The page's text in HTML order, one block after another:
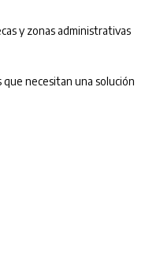
y zonas administrativas
necesitan una solución